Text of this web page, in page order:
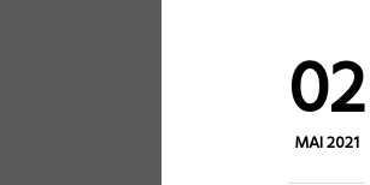
02
MAI 2021